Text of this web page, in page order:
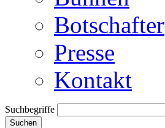
Botschafter
Presse
Kontakt
Suchbegriffe
Suchen